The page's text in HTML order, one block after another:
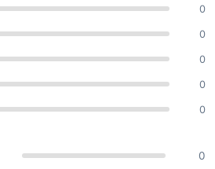
0
0
0
0
0
0